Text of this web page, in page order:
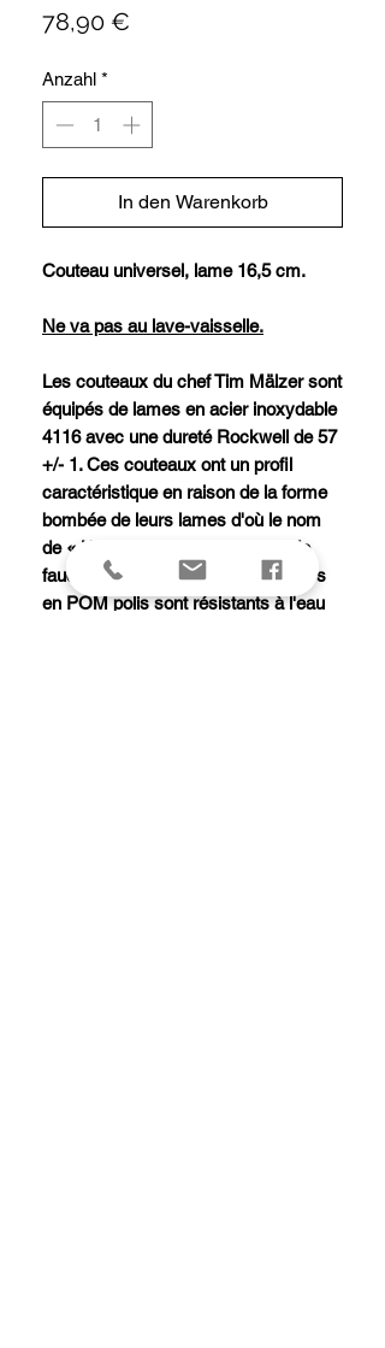
78,90 €
Anzahl *
In den Warenkorb
Couteau universel, lame 16,5 cm.
Ne va pas au lave-vaisselle.
Les couteaux du chef Tim Mälzer sont
équipés de lames en acier inoxydable
4116 avec une dureté Rockwell de 57
+/- 1. Ces couteaux ont un profil
caractéristique en raison de la forme
bombée de leurs lames d'où le nom
de « Kamagata » (= « en forme de
faucille » en japonais). Les manches
en POM polis sont résistants à l'eau